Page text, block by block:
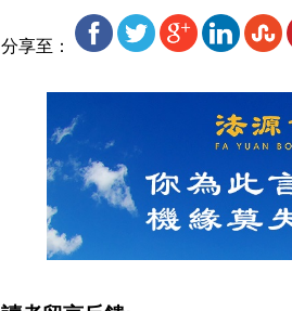
分享至：